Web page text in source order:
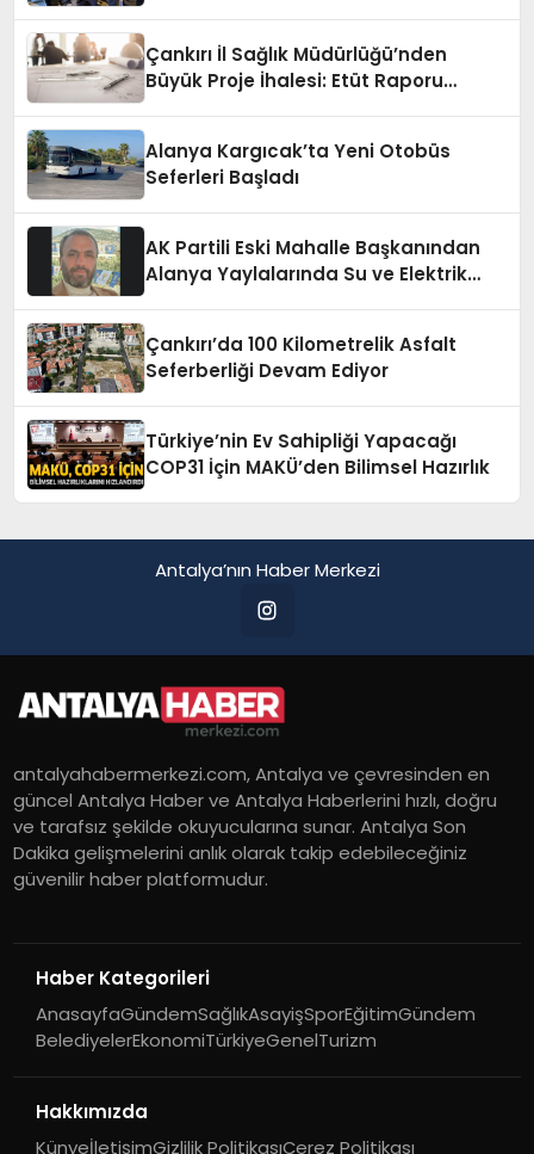
Çankırı İl Sağlık Müdürlüğü’nden
Büyük Proje İhalesi: Etüt Raporu
Alanya Kargıcak’ta Yeni Otobüs
Seferleri Başladı
AK Partili Eski Mahalle Başkanından
Alanya Yaylalarında Su ve Elektrik
Çankırı’da 100 Kilometrelik Asfalt
Seferberliği Devam Ediyor
Türkiye’nin Ev Sahipliği Yapacağı
COP31 İçin MAKÜ’den Bilimsel Hazırlık
Antalya’nın Haber Merkezi
antalyahabermerkezi.com, Antalya ve çevresinden en
güncel Antalya Haber ve Antalya Haberlerini hızlı, doğru
ve tarafsız şekilde okuyucularına sunar. Antalya Son
Dakika gelişmelerini anlık olarak takip edebileceğiniz
güvenilir haber platformudur.
Haber Kategorileri
AnasayfaGündemSağlıkAsayişSporEğitimGündem
BelediyelerEkonomiTürkiyeGenelTurizm
Hakkımızda
KünyeİletişimGizlilik PolitikasıÇerez Politikası